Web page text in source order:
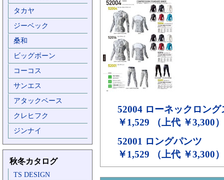
タカヤ
ジーベック
桑和
ビッグボーン
コーコス
サンエス
アタックベース
クレヒフク
ジンナイ
秋冬カタログ
TS DESIGN
52004 ローネックロン
￥1,529 （上代 ￥3,300）
52001 ロングパンツ
￥1,529 （上代 ￥3,300）